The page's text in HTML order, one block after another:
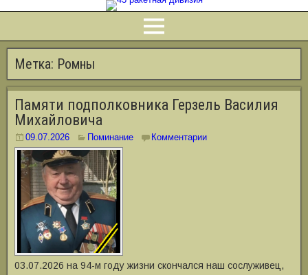
Метка: Ромны
Памяти подполковника Герзель Василия
Михайловича
09.07.2026 Поминание Комментарии
03.07.2026 на 94-м году жизни скончался наш сослуживец,